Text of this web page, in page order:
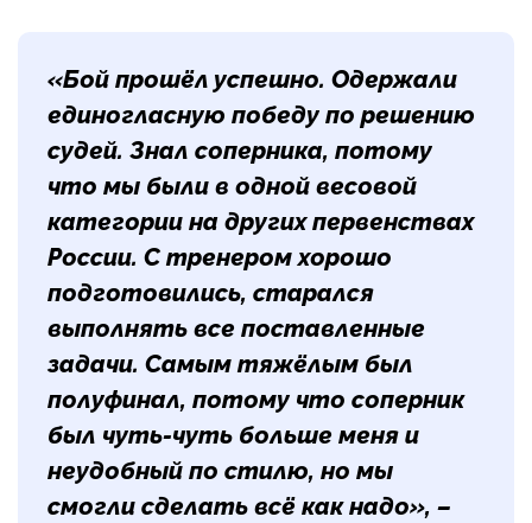
«Бой прошёл успешно. Одержали
единогласную победу по решению
судей. Знал соперника, потому
что мы были в одной весовой
категории на других первенствах
России. С тренером хорошо
подготовились, старался
выполнять все поставленные
задачи. Самым тяжёлым был
полуфинал, потому что соперник
был чуть-чуть больше меня и
неудобный по стилю, но мы
смогли сделать всё как надо», –